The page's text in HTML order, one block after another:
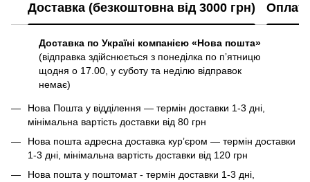
Доставка (безкоштовна від 3000 грн)
Доставка по Україні компанією «Нова пошта»
(відправка здійснюється з понеділка по пʼятницю
щодня о 17.00, у суботу та неділю відправок
немає)
Нова Пошта у відділення — термін доставки 1-3 дні,
мінімальна вартість доставки від 80 грн
Нова пошта адресна доставка курʼєром — термін доставки
1-3 дні, мінімальна вартість доставки від 120 грн
Нова пошта у поштомат - термін доставки 1-3 дні,